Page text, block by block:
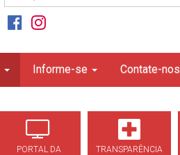
Informe-se Contate-nos
PORTAL DA
TRANSPARÊNCIA